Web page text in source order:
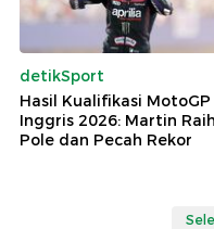
detikSport
Hasil Kualifikasi MotoGP
Inggris 2026: Martin Raih
Pole dan Pecah Rekor